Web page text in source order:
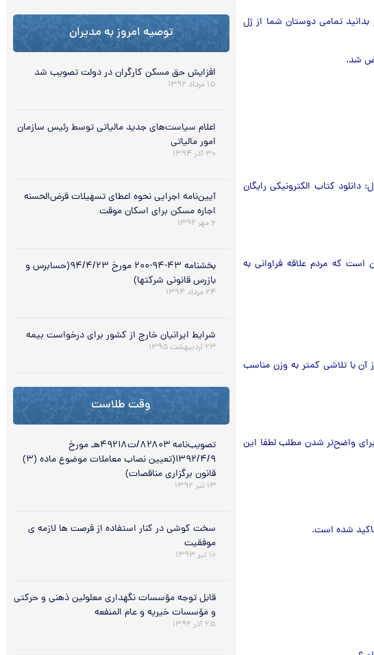
تمامی دوستان شما از ژل
شد.
کتاب الکترونیکی رایگان
که مردم علاقه فراوانی به
آن با تلاشی کمتر به وزن مناسب
برای واضح‌تر شدن مطلب لطفا این
تاکید شده است.
توصیه امروز به مدیران
افزایش حق مسکن کارگران در دولت تصویب شد
۱۵ مرداد ۱۳۹۲
اعلام سیاست‌های جدید مالیاتی توسط رئیس سازمان
امور مالیاتی
۳۰ آذر ۱۳۹۴
آیین‌نامه اجرایی نحوه اعطای تسهیلات قرض‌الحسنه
اجاره مسکن برای اسکان موقت
۶ مهر ۱۳۹۲
بخشنامه ۴۳-۹۴-۲۰۰ مورخ ۹۴/۴/۲۳(حسابرس و
بازرس قانونی شرکتها)
۲۴ مرداد ۱۳۹۴
شرایط ایرانیان خارج از کشور برای درخواست بیمه
۲۳ اردیبهشت ۱۳۹۵
وقت طلاست
تصویب‌نامه ۸۲۸۰۳/ت۴۹۲۱۸هـ مورخ
۱۳۹۲/۴/۹(تعیین نصاب معاملات موضوع ماده (۳)
قانون برگزاری مناقصات)
۱۳ تیر ۱۳۹۲
سخت کوشی در کنار استفاده از فرصت ها لازمه ی
موفقیت
۱۰ تیر ۱۳۹۳
قابل توجه مؤسسات نگهداري معلولين ذهني و حرکتي
و مؤسسات خيريه و عام المنفعه
۲۵ آذر ۱۳۹۲